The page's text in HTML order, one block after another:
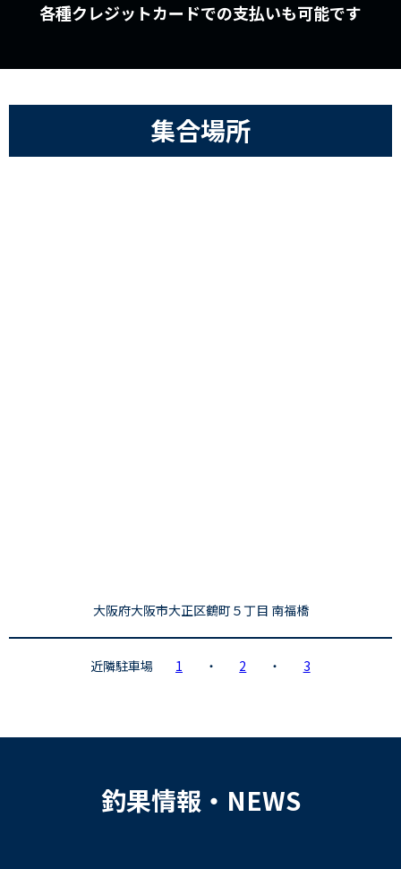
各種クレジットカードでの支払いも可能です
集合場所
大阪府大阪市大正区鶴町５丁目 南福橋
近隣駐車場 1 ・ 2 ・ 3
釣果情報・NEWS